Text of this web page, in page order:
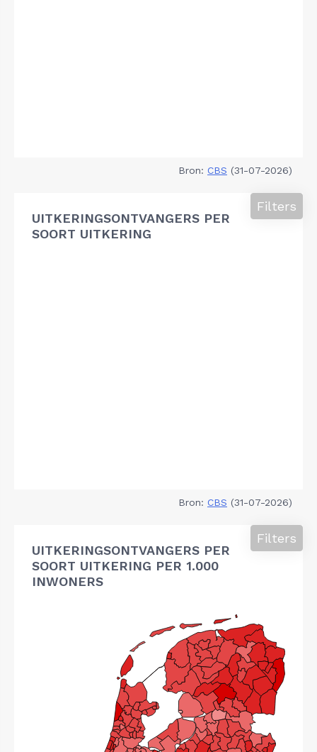
Bron: CBS (31-07-2026)
UITKERINGSONTVANGERS PER
SOORT UITKERING
Filters
Bron: CBS (31-07-2026)
UITKERINGSONTVANGERS PER
SOORT UITKERING PER 1.000
INWONERS
Filters